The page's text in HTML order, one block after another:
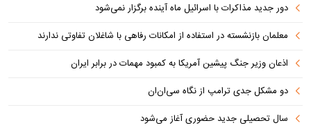
دور جدید مذاکرات با اسرائیل ماه آینده برگزار نمی‌شود
معلمان بازنشسته در استفاده از امکانات رفاهی با شاغلان تفاوتی ندارند
اذعان وزیر جنگ پیشین آمریکا به کمبود مهمات در برابر ایران
دو مشکل جدی ترامپ از نگاه سی‌ان‌ان
سال تحصیلی جدید حضوری آغاز می‌شود